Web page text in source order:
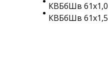
КВБбШв 61х1,0
КВБбШв 61х1,5